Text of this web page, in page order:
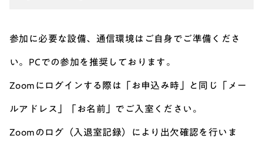
参加に必要な設備、通信環境はご自身でご準備くださ
い。PCでの参加を推奨しております。
Zoomにログインする際は「お申込み時」と同じ「メー
ルアドレス」「お名前」でご入室ください。
Zoomのログ（入退室記録）により出欠確認を行いま